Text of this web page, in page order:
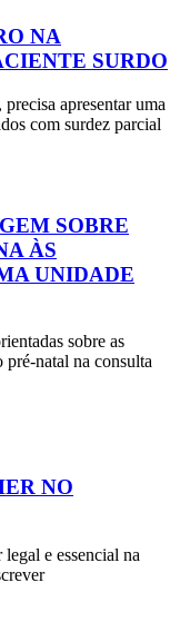
NA
SURDO
apresentar uma
com surdez parcial
SOBRE
ÀS
UNIDADE
sobre as
pré-natal na consulta
NO
e essencial na